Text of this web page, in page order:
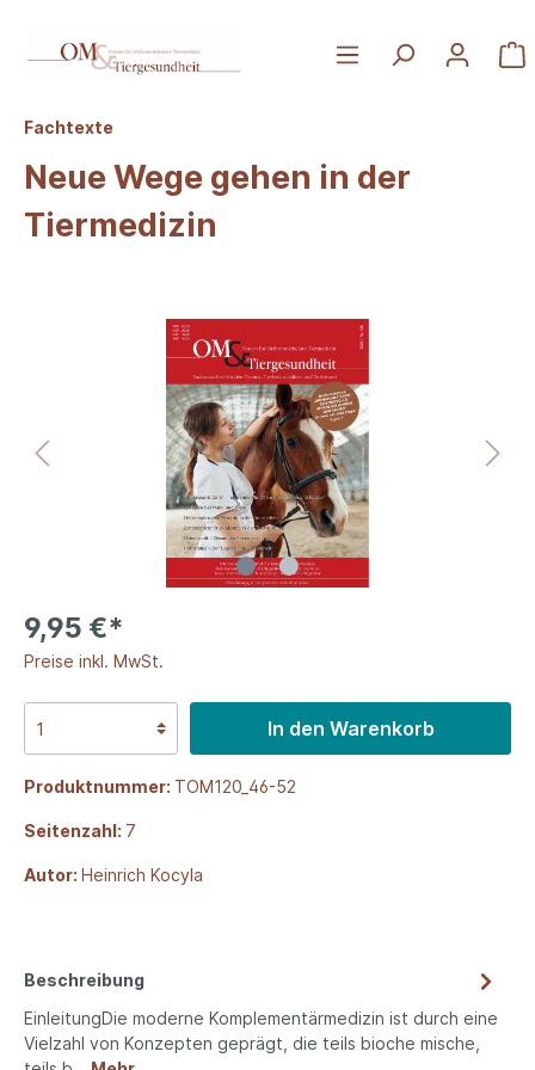
Fachtexte
Neue Wege gehen in der
Tiermedizin
9,95 €*
Preise inkl. MwSt.
In den Warenkorb
Produktnummer: TOM120_46-52
Seitenzahl: 7
Autor: Heinrich Kocyla
Beschreibung
EinleitungDie moderne Komplementärmedizin ist durch eine
Vielzahl von Konzepten geprägt, die teils bioche mische,